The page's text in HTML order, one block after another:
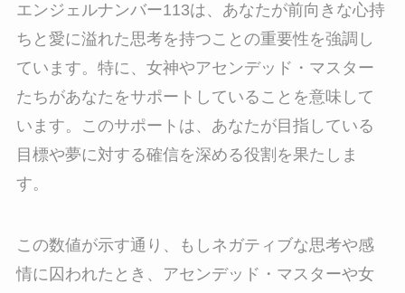
エンジェルナンバー113は、あなたが前向きな心持
ちと愛に溢れた思考を持つことの重要性を強調し
ています。特に、女神やアセンデッド・マスター
たちがあなたをサポートしていることを意味して
います。このサポートは、あなたが目指している
目標や夢に対する確信を深める役割を果たしま
す。
この数値が示す通り、もしネガティブな思考や感
情に囚われたとき、アセンデッド・マスターや女